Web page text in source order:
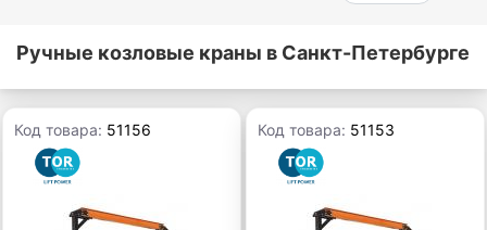
Ручные козловые краны в Санкт-Петербурге
Код товара: 51156 Код товара: 51153